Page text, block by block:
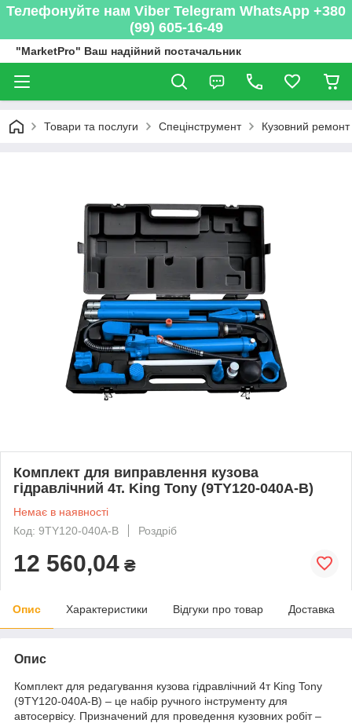
Телефонуйте нам Viber Telegram WhatsApp +380
(99) 605-16-49
"MarketPro" Ваш надійний постачальник
Товари та послуги Спецінструмент Кузовний ремонт
Комплект для виправлення кузова
гідравлічний 4т. King Tony (9TY120-040A-B)
Немає в наявності
Код: 9TY120-040A-B
Роздріб
12 560,04 ₴
Опис Характеристики Відгуки про товар Доставка
Опис
Комплект для редагування кузова гідравлічний 4т King Tony
(9TY120-040A-B) – це набір ручного інструменту для
автосервісу. Призначений для проведення кузовних робіт –